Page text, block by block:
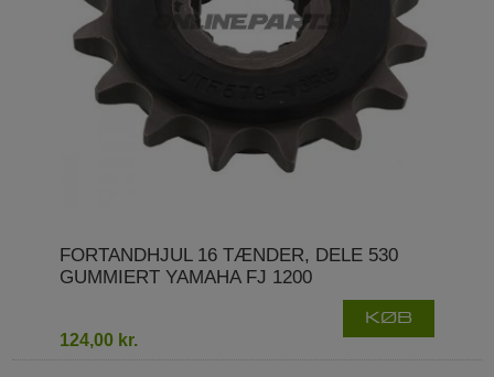
FORTANDHJUL 16 TÆNDER, DELE 530
GUMMIERT YAMAHA FJ 1200
124,00 kr.
KØB